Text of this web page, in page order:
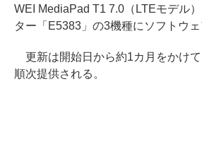
WEI MediaPad T1 7.0（LTEモデル
ター「E5383」の3機種にソフトウェ
更新は開始日から約1カ月をかけ
順次提供される。